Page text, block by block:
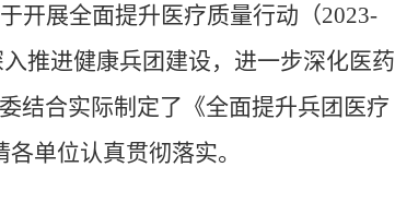
开展全面提升医疗质量行动（2023-
推进健康兵团建设，进一步深化医药
结合实际制定了《全面提升兵团医疗
单位认真贯彻落实。